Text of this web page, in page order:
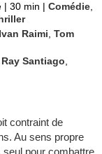
| 30 min | Comédie,
Ivan Raimi,Tom
Ray Santiago,
contraint de
Au sens propre